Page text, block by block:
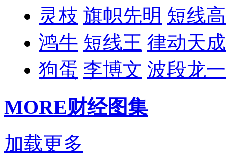
灵枝 旗帜先明 短线
鸿牛 短线王 律动天成
狗蛋 李博文 波段龙一
MORE财经图集
加载更多